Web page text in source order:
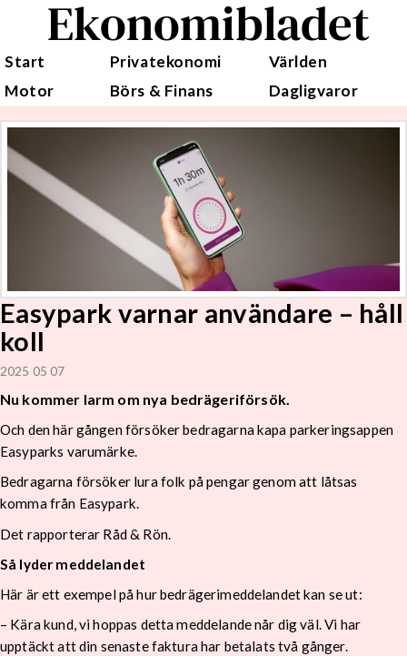
Ekonomibladet
Start Privatekonomi
Världen
Motor
Börs & Finans Dagligvaror
Easypark varnar användare – håll
koll
2025 05 07
Nu kommer larm om nya bedrägeriförsök.
Och den här gången försöker bedragarna kapa parkeringsappen
Easyparks varumärke.
Bedragarna försöker lura folk på pengar genom att låtsas
komma från Easypark.
Det rapporterar Råd & Rön.
Så lyder meddelandet
Här är ett exempel på hur bedrägerimeddelandet kan se ut:
– Kära kund, vi hoppas detta meddelande når dig väl. Vi har
upptäckt att din senaste faktura har betalats två gånger.